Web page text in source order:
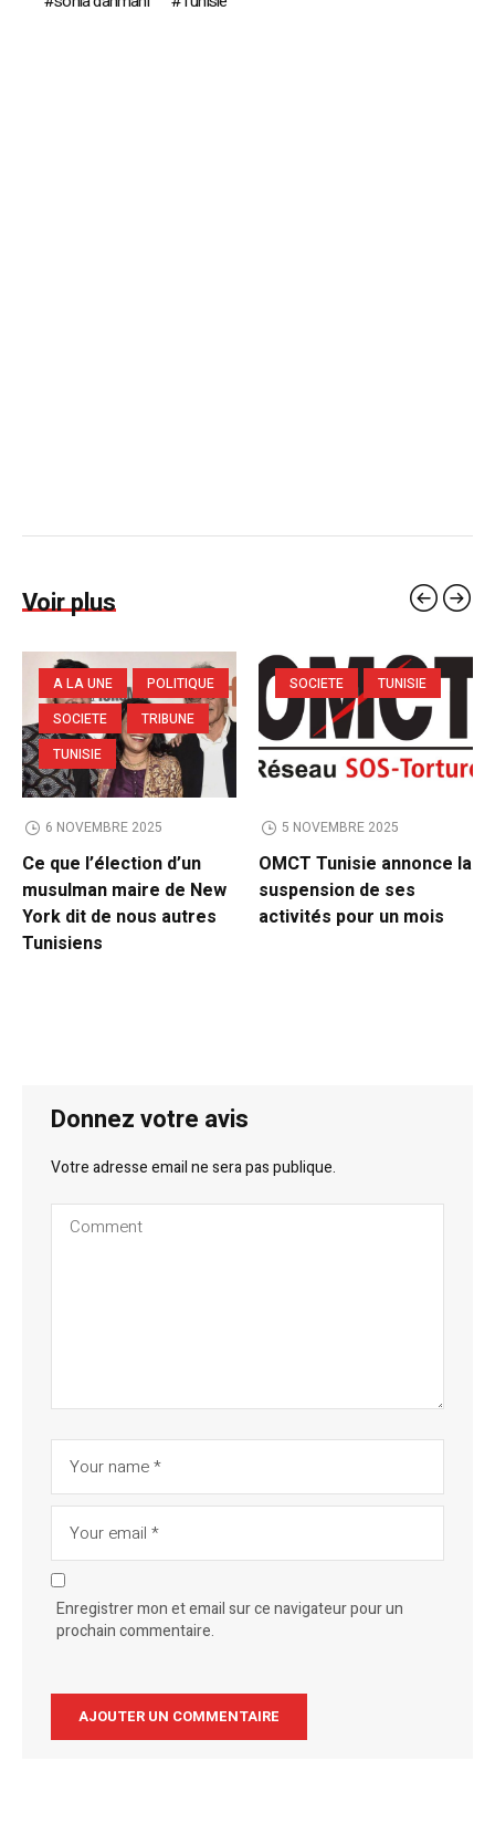
Voir plus
A LA UNE
POLITIQUE
SOCIETE
TRIBUNE
TUNISIE
6 NOVEMBRE 2025
Ce que l’élection d’un
musulman maire de New
York dit de nous autres
Tunisiens
SOCIETE TUNISIE
5 NOVEMBRE 2025
OMCT Tunisie annonce la
suspension de ses
activités pour un mois
Donnez votre avis
Votre adresse email ne sera pas publique.
Enregistrer mon et email sur ce navigateur pour un
prochain commentaire.